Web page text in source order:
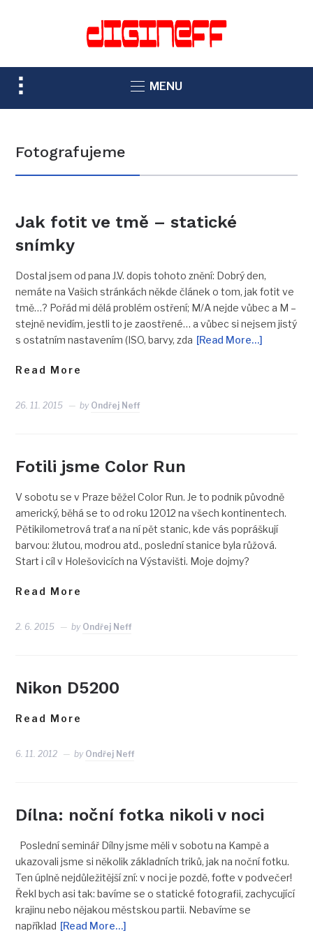
TOGGLE
SIDEBAR
NAVIGATION
MENU
Fotografujeme
Jak fotit ve tmě – statické
snímky
Dostal jsem od pana J.V. dopis tohoto znění: Dobrý den,
nemáte na Vašich stránkách někde článek o tom, jak fotit ve
tmě…? Pořád mi dělá problém ostření; M/A nejde vůbec a M –
stejně nevidím, jestli to je zaostřené… a vůbec si nejsem jistý
s ostatním nastavením (ISO, barvy, zda [Read More…]
Read More
26. 11. 2015 by Ondřej Neff
Fotili jsme Color Run
V sobotu se v Praze běžel Color Run. Je to podnik původně
americký, běhá se to od roku 12012 na všech kontinentech.
Pětikilometrová trať a na ní pět stanic, kde vás popráškují
barvou: žlutou, modrou atd., poslední stanice byla růžová.
Start i cíl v Holešovicích na Výstavišti. Moje dojmy?
Read More
2. 6. 2015 by Ondřej Neff
Nikon D5200
Read More
6. 11. 2012 by Ondřej Neff
Dílna: noční fotka nikoli v noci
Poslední seminář Dílny jsme měli v sobotu na Kampě a
ukazovali jsme si několik základních triků, jak na noční fotku.
Ten úplně nejdůležitější zní: v noci je pozdě, foťte v podvečer!
Řekl bych asi tak: bavíme se o statické fotografii, zachycující
krajinu nebo nějakou městskou partii. Nebavíme se
například [Read More…]